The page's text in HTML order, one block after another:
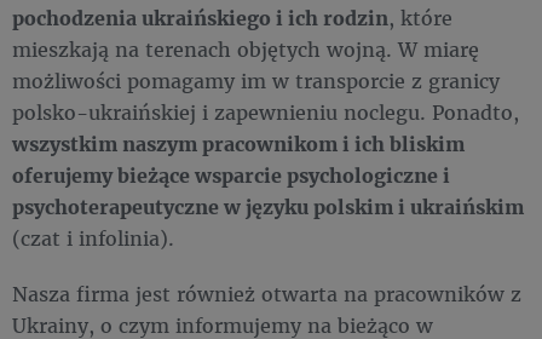
pochodzenia ukraińskiego i ich rodzin, które
mieszkają na terenach objętych wojną. W miarę
możliwości pomagamy im w transporcie z granicy
polsko-ukraińskiej i zapewnieniu noclegu. Ponadto,
wszystkim naszym pracownikom i ich bliskim
oferujemy bieżące wsparcie psychologiczne i
psychoterapeutyczne w języku polskim i ukraińskim
(czat i infolinia).
Nasza firma jest również otwarta na pracowników z
Ukrainy, o czym informujemy na bieżąco w